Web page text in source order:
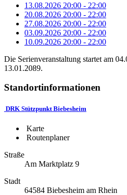
13.08.2026 20:00 - 22:00
20.08.2026 20:00 - 22:00
27.08.2026 20:00 - 22:00
03.09.2026 20:00 - 22:00
10.09.2026 20:00 - 22:00
Die Serienveranstaltung startet am
13.01.2089.
Standortinformationen
DRK Stützpunkt Biebesheim
Karte
Routenplaner
Straße
Am Marktplatz 9
Stadt
64584 Biebesheim am Rhein